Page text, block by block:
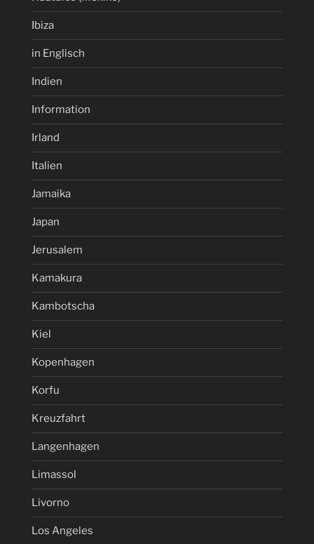
Ibiza
in Englisch
Indien
Information
Irland
Italien
Jamaika
Japan
Jerusalem
Kamakura
Kambotscha
Kiel
Kopenhagen
Korfu
Kreuzfahrt
Langenhagen
Limassol
Livorno
Los Angeles